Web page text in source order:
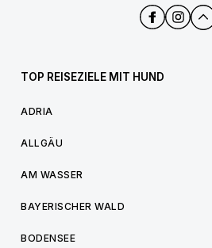
TOP REISEZIELE MIT HUND
ADRIA
ALLGÄU
AM WASSER
BAYERISCHER WALD
BODENSEE